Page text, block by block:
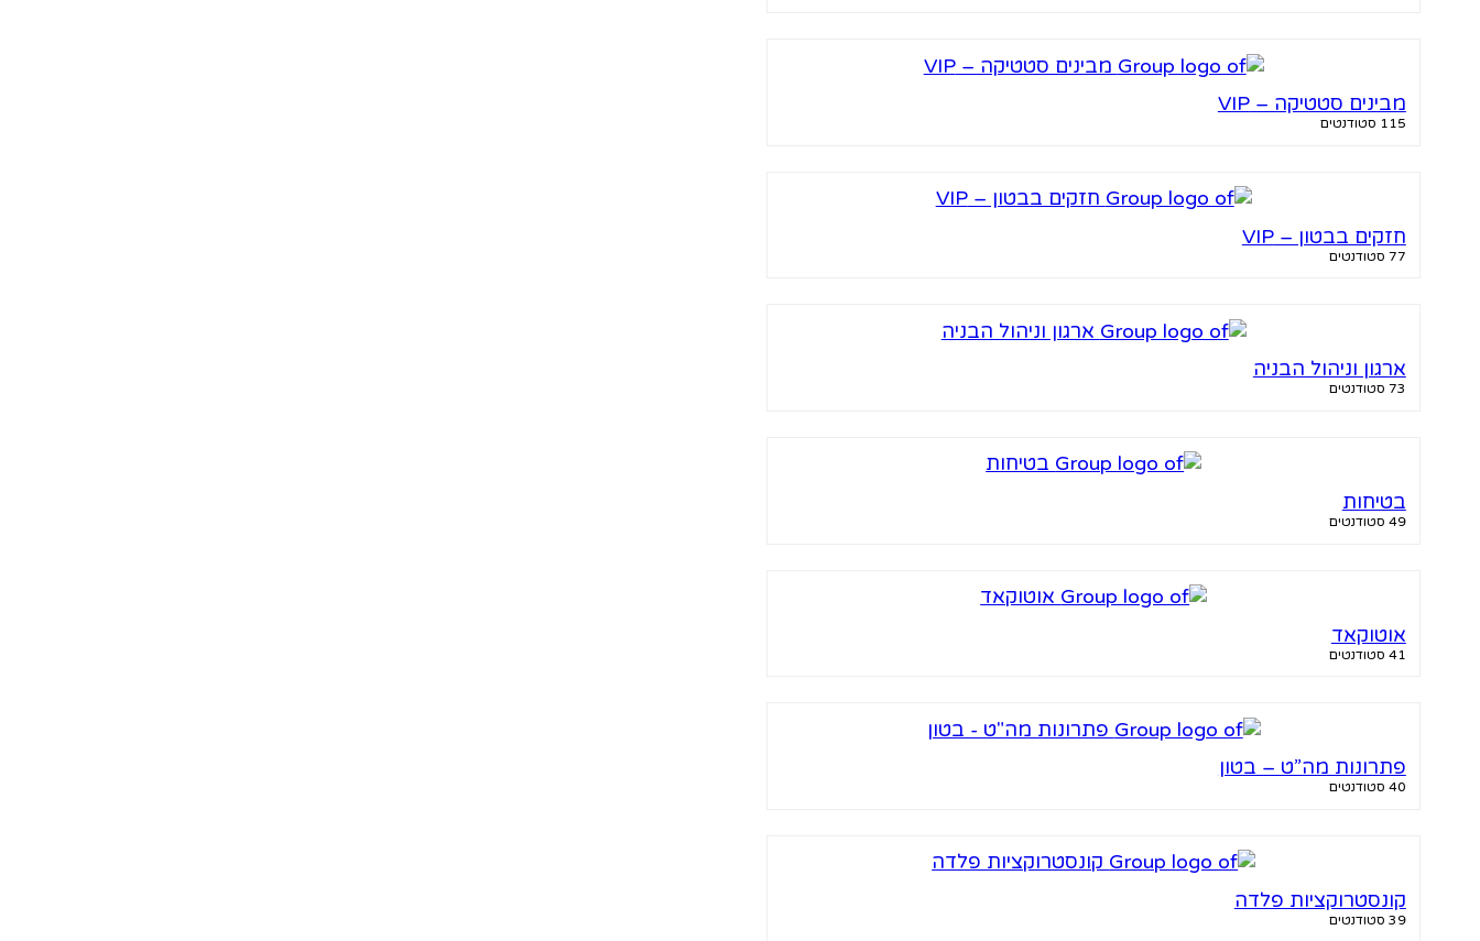
מבינים סטטיקה – VIP
115 סטודנטים
חזקים בבטון – VIP
77 סטודנטים
ארגון וניהול הבניה
73 סטודנטים
בטיחות
49 סטודנטים
אוטוקאד
41 סטודנטים
פתרונות מה”ט – בטון
40 סטודנטים
קונסטרוקציות פלדה
39 סטודנטים